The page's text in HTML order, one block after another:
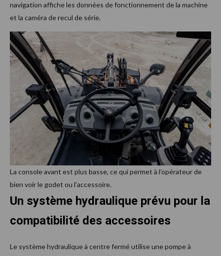
navigation affiche les données de fonctionnement de la machine
et la caméra de recul de série.
La console avant est plus basse, ce qui permet à l’opérateur de
bien voir le godet ou l’accessoire.
Un système hydraulique prévu pour la
compatibilité des accessoires
Le système hydraulique à centre fermé utilise une pompe à